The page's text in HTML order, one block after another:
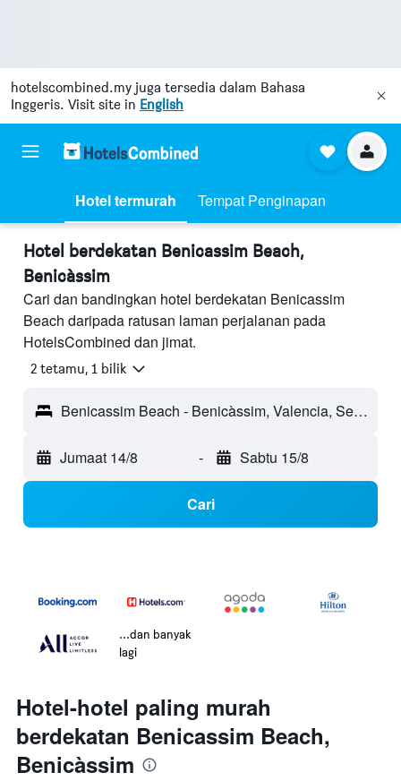
hotelscombined.my juga tersedia dalam Bahasa
Inggeris. Visit site in English
Hotel termurah Tempat Penginapan
Hotel berdekatan Benicassim Beach,
Benicàssim
Cari dan bandingkan hotel berdekatan Benicassim
Beach daripada ratusan laman perjalanan pada
HotelsCombined dan jimat.
2 tetamu, 1 bilik
Benicassim Beach - Benicàssim, Valencia, Sepanyol
Jumaat 14/8 - Sabtu 15/8
Cari
...dan banyak
lagi
Hotel-hotel paling murah
berdekatan Benicassim Beach,
Benicàssim